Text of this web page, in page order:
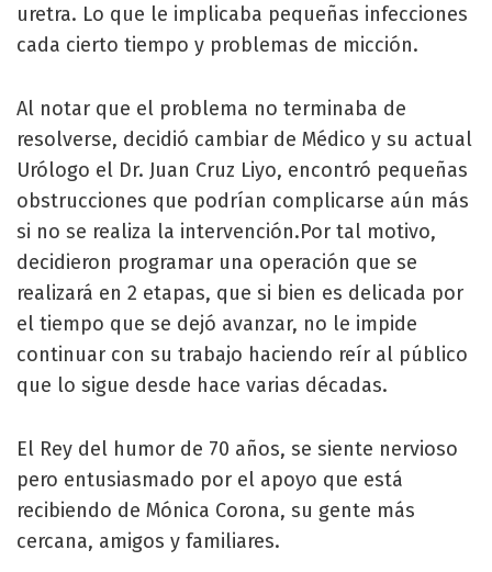
uretra. Lo que le implicaba pequeñas infecciones
cada cierto tiempo y problemas de micción.
Al notar que el problema no terminaba de
resolverse, decidió cambiar de Médico y su actual
Urólogo el Dr. Juan Cruz Liyo, encontró pequeñas
obstrucciones que podrían complicarse aún más
si no se realiza la intervención.Por tal motivo,
decidieron programar una operación que se
realizará en 2 etapas, que si bien es delicada por
el tiempo que se dejó avanzar, no le impide
continuar con su trabajo haciendo reír al público
que lo sigue desde hace varias décadas.
El Rey del humor de 70 años, se siente nervioso
pero entusiasmado por el apoyo que está
recibiendo de Mónica Corona, su gente más
cercana, amigos y familiares.